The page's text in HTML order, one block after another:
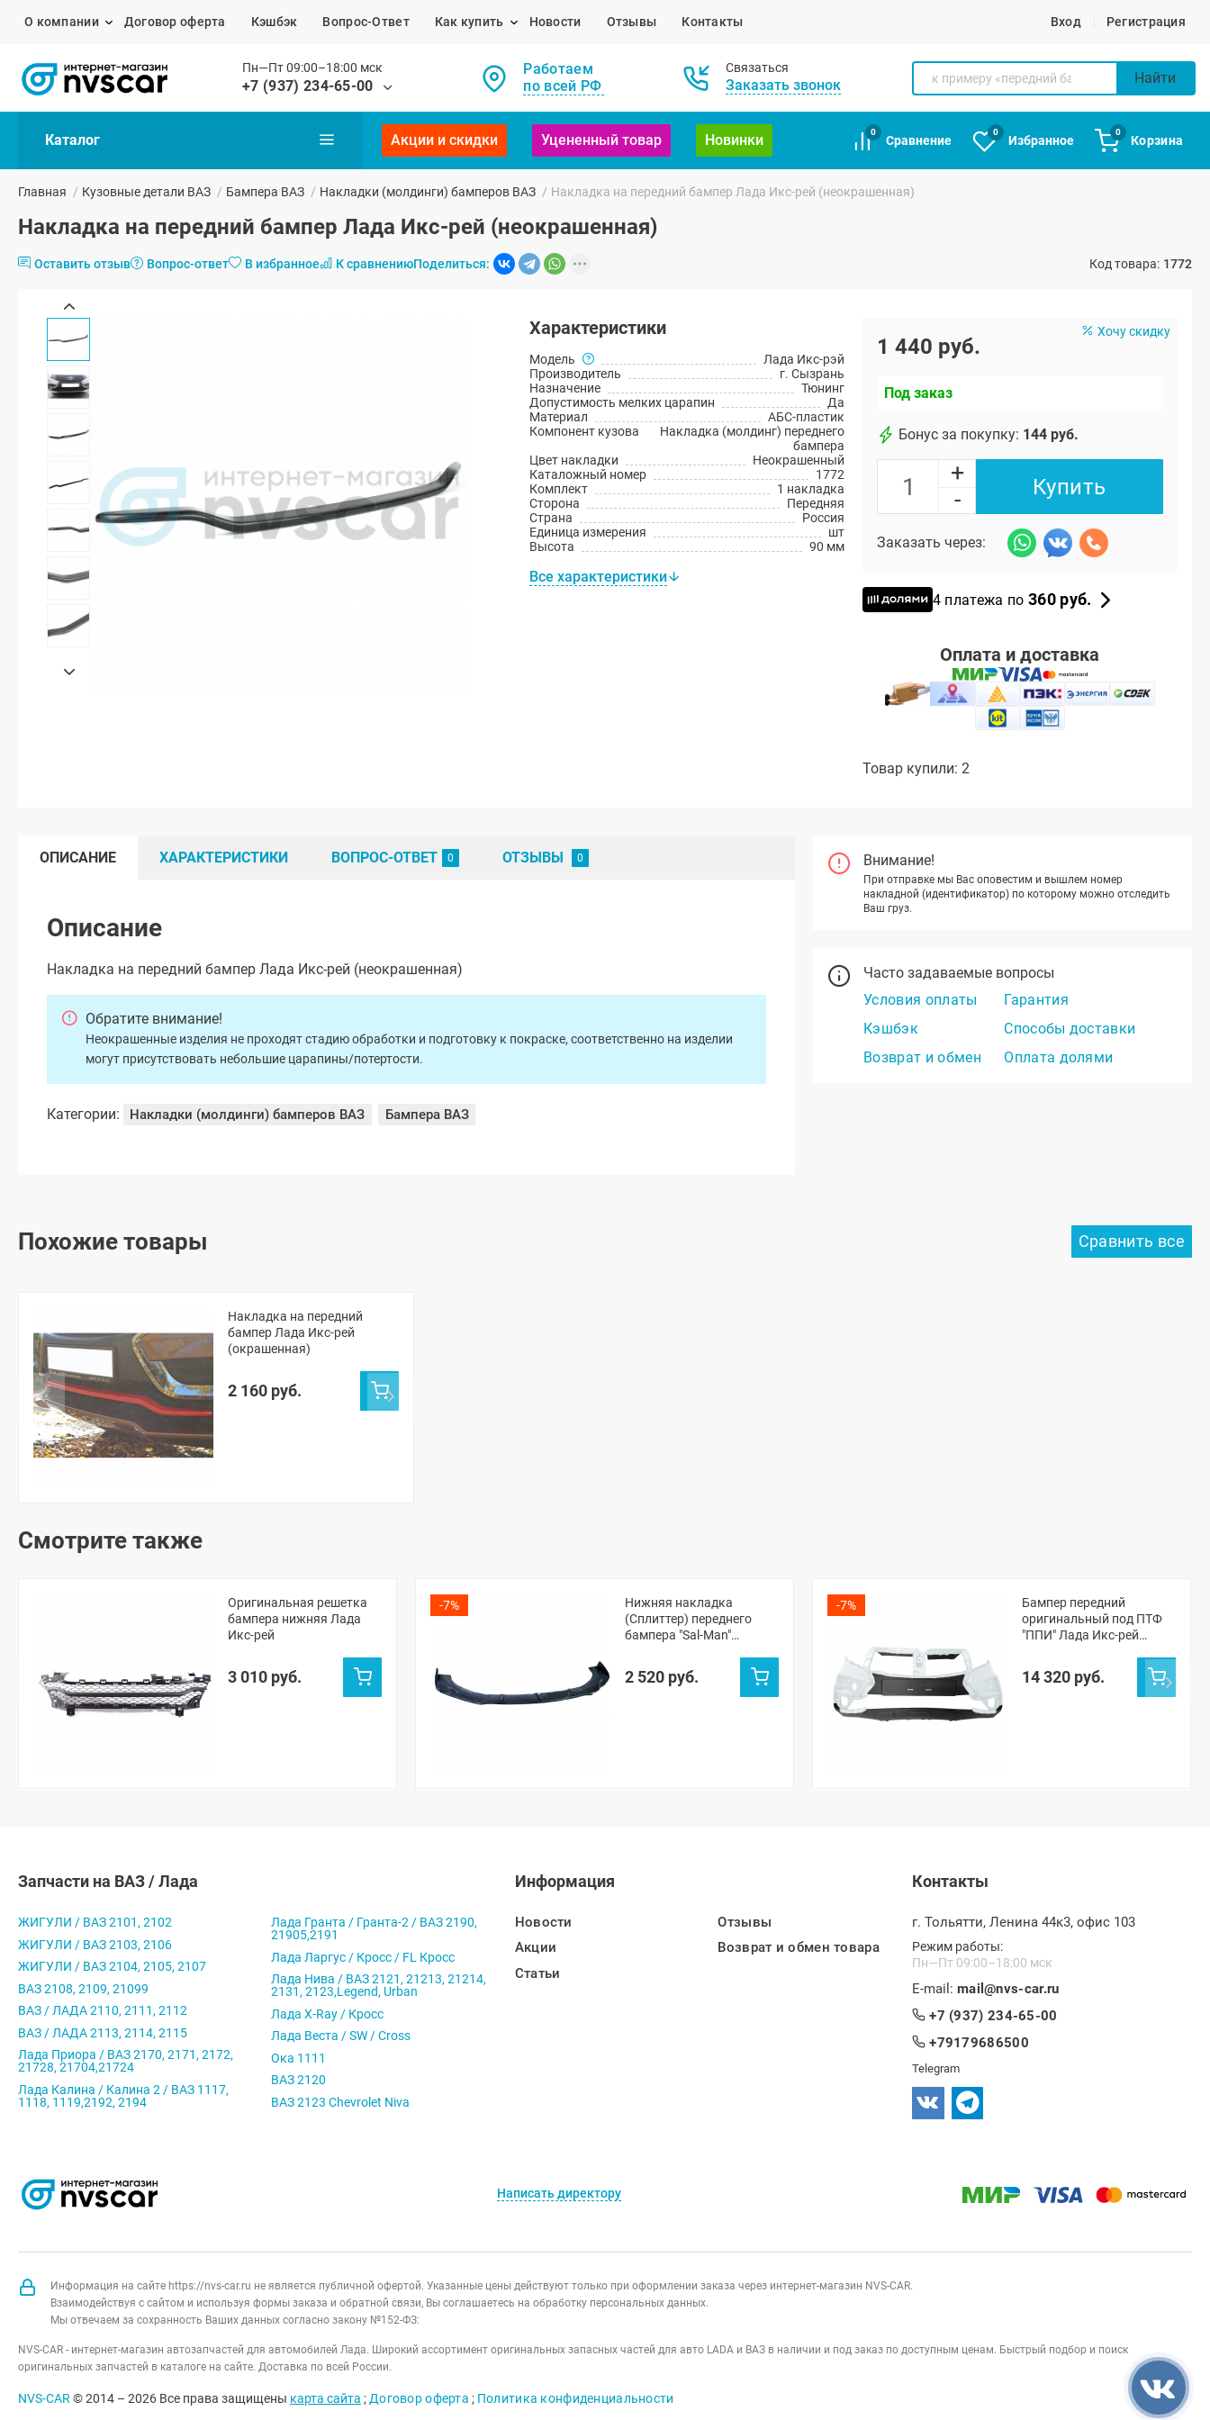
О компании Договор оферта Кэшбэк Вопрос-Ответ Как купить Новости Отзывы Контакты Вход Регистрация
Пн—Пт 09:00–18:00 мск
+7 (937) 234-65-00
Работаем
по всей РФ
Связаться
Заказать звонок Найти
Каталог Акции и скидки Уцененный товар Новинки
0
Сравнение
0
Избранное
0
Корзина
Главная / Кузовные детали ВАЗ / Бампера ВАЗ / Накладки (молдинги) бамперов ВАЗ / Накладка на передний бампер Лада Икс-рей (неокрашенная)
Накладка на передний бампер Лада Икс-рей (неокрашенная)
Оставить отзыв Вопрос-ответ В избранное К сравнениюПоделиться: Код товара: 1772
Характеристики
Модель
Лада Икс-рэй
Производитель
г. Сызрань
Назначение
Тюнинг
Допустимость мелких царапин
Да
Материал
АБС-пластик
Компонент кузова
Накладка (молдинг) переднего
бампера
Цвет накладки
Неокрашенный
Каталожный номер
1772
Комплект
1 накладка
Сторона
Передняя
Страна
Россия
Единица измерения
шт
Высота
90 мм
Все характеристики
Хочу скидку
1 440 руб.
Под заказ
Бонус за покупку: 144 руб.
+
-
Купить
Заказать через:
4 платежа по 360 руб.
Оплата и доставка
Товар купили: 2
Внимание!
При отправке мы Вас оповестим и вышлем номер
накладной (идентификатор) по которому можно отследить
Ваш груз.
Часто задаваемые вопросы
Условия оплаты
Гарантия
Кэшбэк
Способы доставки
Возврат и обмен
Оплата долями
ОПИСАНИЕ ХАРАКТЕРИСТИКИ ВОПРОС-ОТВЕТ ОТЗЫВЫ
Описание
Накладка на передний бампер Лада Икс-рей (неокрашенная)
Обратите внимание!
Неокрашенные изделия не проходят стадию обработки и подготовку к покраске, соответственно на изделии
могут присутствовать небольшие царапины/потертости.
Категории: Накладки (молдинги) бамперов ВАЗ Бампера ВАЗ
Похожие товары
Накладка на передний
бампер Лада Икс-рей
(окрашенная)
2 160 руб.
Смотрите также
Оригинальная решетка
бампера нижняя Лада
Икс-рей
3 010 руб.
-7%
Нижняя накладка
(Сплиттер) переднего
бампера "Sal-Man"
2 520 руб.
-7%
Бампер передний
оригинальный под ПТФ
"ППИ" Лада Икс-рей
14 320 руб.
Запчасти на ВАЗ / Лада
ЖИГУЛИ / ВАЗ 2101, 2102
ЖИГУЛИ / ВАЗ 2103, 2106
ЖИГУЛИ / ВАЗ 2104, 2105, 2107
ВАЗ 2108, 2109, 21099
ВАЗ / ЛАДА 2110, 2111, 2112
ВАЗ / ЛАДА 2113, 2114, 2115
Лада Приора / ВАЗ 2170, 2171, 2172,
21728, 21704,21724
Лада Калина / Калина 2 / ВАЗ 1117,
1118, 1119,2192, 2194
Лада Гранта / Гранта-2 / ВАЗ 2190,
21905,2191
Лада Ларгус / Кросс / FL Кросс
Лада Нива / ВАЗ 2121, 21213, 21214,
2131, 2123,Legend, Urban
Лада X-Ray / Кросс
Лада Веста / SW / Cross
Ока 1111
ВАЗ 2120
ВАЗ 2123 Chevrolet Niva
Информация
Новости
Акции
Статьи
Отзывы
Возврат и обмен товара
Контакты
г. Тольятти, Ленина 44к3, офис 103
Режим работы:
Пн—Пт 09:00–18:00 мск
E-mail: mail@nvs-car.ru
+7 (937) 234-65-00
+79179686500
Telegram
Написать директору
Информация на сайте https://nvs-car.ru не является публичной офертой. Указанные цены действуют только при оформлении заказа через интернет-магазин NVS-CAR.
Взаимодействуя с сайтом и используя формы заказа и обратной связи, Вы соглашаетесь на обработку персональных данных.
Мы отвечаем за сохранность Ваших данных согласно закону №152-ФЗ:
NVS-CAR - интернет-магазин автозапчастей для автомобилей Лада. Широкий ассортимент оригинальных запасных частей для авто LADA и ВАЗ в наличии и под заказ по доступным ценам. Быстрый подбор и поиск
оригинальных запчастей в каталоге на сайте. Доставка по всей России.
NVS-CAR © 2014 – 2026 Все права защищены карта сайта ; Договор оферта ; Политика конфиденциальности